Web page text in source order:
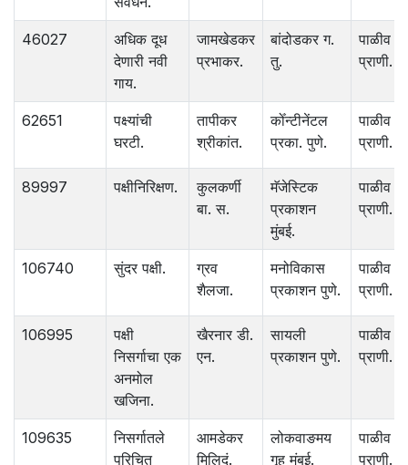
46027
अधिक दूध
देणारी नवी
गाय.
जामखेडकर
प्रभाकर.
बांदोडकर ग.
तु.
पाळीव
प्राणी.
62651
पक्ष्यांची
घरटी.
तापीकर
श्रीकांत.
कोँन्टीनेंटल
प्रका. पुणे.
पाळीव
प्राणी.
89997 पक्षीनिरिक्षण.
कुलकर्णी
बा. स.
मॅजेस्टिक
प्रकाशन
मुंबई.
पाळीव
प्राणी.
106740 सुंदर पक्षी.
ग्रव
शैलजा.
मनोविकास
प्रकाशन पुणे.
पाळीव
प्राणी.
106995
पक्षी
निसर्गाचा एक
अनमोल
खजिना.
खैरनार डी.
एन.
सायली
प्रकाशन पुणे.
पाळीव
प्राणी.
109635
निसर्गातले
परिचित
आमडेकर
मिलिदं.
लोकवाङमय
गृह मुंबई.
पाळीव
प्राणी.